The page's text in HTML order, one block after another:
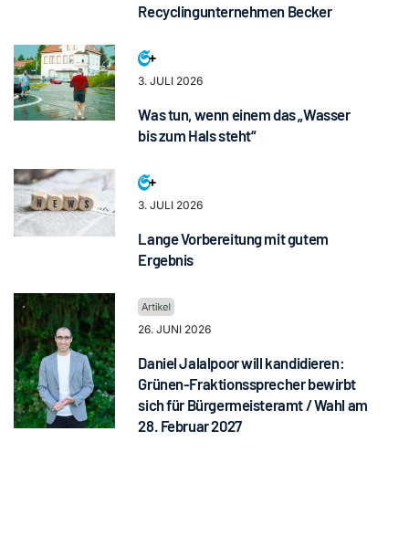
Recyclingunternehmen Becker
3. JULI 2026
Was tun, wenn einem das „Wasser
bis zum Hals steht“
3. JULI 2026
Lange Vorbereitung mit gutem
Ergebnis
26. JUNI 2026
Daniel Jalalpoor will kandidieren:
Grünen-Fraktionssprecher bewirbt
sich für Bürgermeisteramt / Wahl am
28. Februar 2027